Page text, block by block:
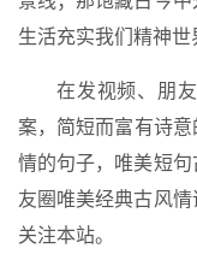
生活充实我们精神世
在发视频、朋
案，简短而富有诗
情的句子，唯美短
友圈唯美经典古风
关注本站。